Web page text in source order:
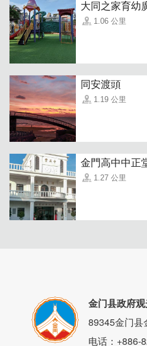
如果有缺少什麽物品或是嘴馋，
金华柑仔店忆儿时。民宿也提供
啡/茶以及公共区域提供冰箱。
有需求可提供早餐代买服务，仅
大同之家育幼
1.06 公里
同安渡頭
1.19 公里
金門高中中正
1.27 公里
金门县政府
89345金门县
电话：+886-